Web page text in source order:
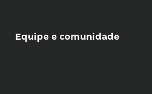
Equipe e comunidade